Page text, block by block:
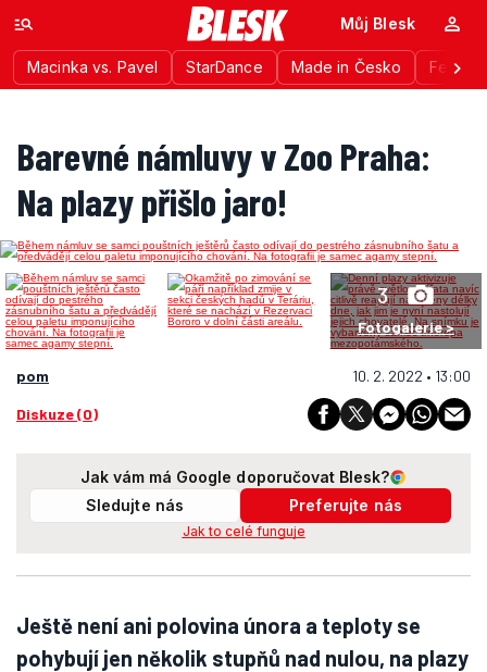
Macinka vs. Pavel StarDance Made in Česko
Můj Blesk
Barevné námluvy v Zoo Praha:
Na plazy přišlo jaro!
3
Fotogalerie >
pom 10. 2. 2022 • 13:00
Diskuze (0)
Jak vám má Google doporučovat Blesk?
Sledujte nás
Preferujte nás
Jak to celé funguje
Ještě není ani polovina února a teploty se
pohybují jen několik stupňů nad nulou, na plazy